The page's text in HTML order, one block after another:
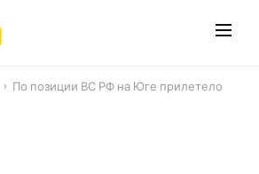
› ​По позиции ВС РФ на Юге прилетело